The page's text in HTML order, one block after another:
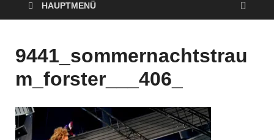
HAUPTMENÜ
9441_sommernachtstrau
m_forster___406_